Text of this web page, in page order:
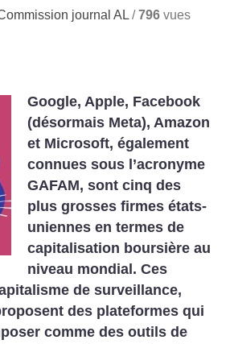
journal AL /796 vues
Google, Apple, Facebook
(désormais Meta), Amazon
et Microsoft, également
connues sous l’acronyme
GAFAM, sont cinq des
plus grosses firmes états-
uniennes en termes de
capitalisation boursière au
niveau mondial. Ces
de surveillance,
des plateformes qui
comme des outils de